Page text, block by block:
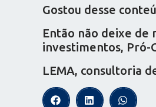
Gostou desse
Então não deixe de
investimentos, Pró-
LEMA, consultoria